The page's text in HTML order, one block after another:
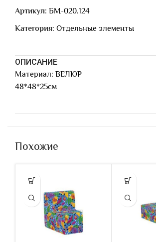
Артикул: БМ-020.124
Категория: Отдельные элементы
ОПИСАНИЕ
Материал: ВЕЛЮР
48*48*25см
Похожие